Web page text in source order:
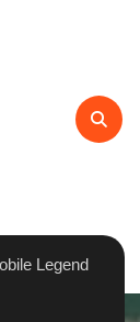
Legend